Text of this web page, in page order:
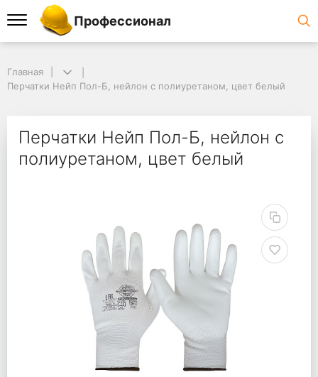
Профессионал
Главная
Перчатки Нейп Пол-Б, нейлон с полиуретаном, цвет белый
Перчатки Нейп Пол-Б, нейлон с
полиуретаном, цвет белый